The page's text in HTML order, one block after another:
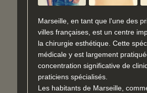
Marseille, en tant que l'une des
villes françaises, est un centre
la chirurgie esthétique. Cette
médicale y est largement
concentration significative de
praticiens spécialisés.
Les habitants de Marseille,